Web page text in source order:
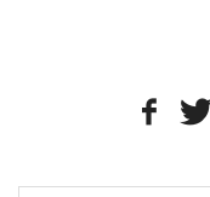
Type your email…